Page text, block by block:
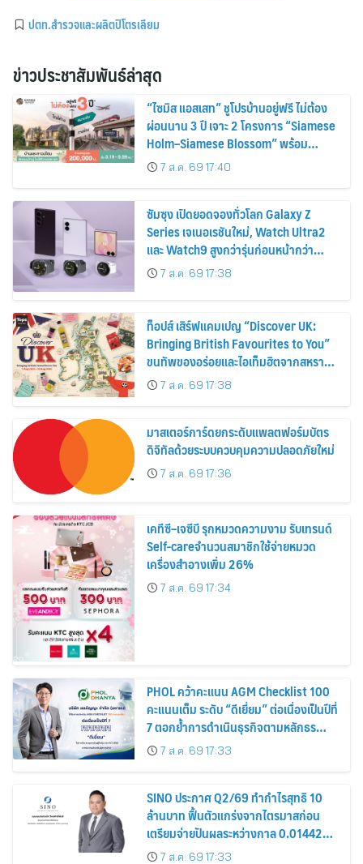
ปตท.สำรวจและผลิตปิโตรเลียม
ข่าวประชาสัมพันธ์ล่าสุด
“ไซมิส แอสเสท” ชูโปรบ้านอยู่ฟรี ไม่ต้อง
ผ่อนนาน 3 ปี เจาะ 2 โครงการ “Siamese
Holm–Siamese Blossom” พร้อม
ส่วนลดและสิทธิพิเศษถึง 31 สิงหาคม
2569
7 ส.ค. 69 17:40
ซัมซุง เปิดยอดจองทั่วโลก Galaxy Z
Series เจเนอเรชันใหม่, Watch Ultra2
และ Watch9 สูงกว่ารุ่นก่อนหน้ากว่า
30%7 ส.ค. 69 17:38
ท็อปส์ เสิร์ฟแคมเปญ “Discover UK:
Bringing British Favourites to You”
ขนทัพของอร่อยและไอเท็มฮิตจากสหราช
อาณาจักร ส่งตรงถึงมือตั้งแต่วันนี้ – 18
สิงหาคมนี้
7 ส.ค. 69 17:38
มาสเตอร์การ์ดยกระดับแพลตฟอร์มบัตร
ดิจิทัลด้วยระบบควบคุมความปลอดภัยใหม่
7 ส.ค. 69 17:36
เคทีซี–เจซีบี รุกหมวดความงาม รับเทรนด์
Self-careจำนวนสมาชิกใช้จ่ายหมวด
เครื่องสำอางเพิ่ม 26%
7 ส.ค. 69 17:34
PHOL คว้าคะแนน AGM Checklist 100
คะแนนเต็ม ระดับ “ดีเยี่ยม” ต่อเนื่องเป็นปีที่
7 ตอกย้ำการดำเนินธุรกิจตามหลักธร
รมาภิบาล โปร่งใส สร้างความเชื่อมั่นผู้ถือ
หุ้น
7 ส.ค. 69 17:33
SINO ประกาศ Q2/69 ทำกำไรสุทธิ 10
ล้านบาท ฟื้นตัวแกร่งจากไตรมาสก่อน
เตรียมจ่ายปันผลระหว่างกาล 0.014423
บาทต่อหุ้น ครึ่งปีหลังมุ่งเติบโตต่อเนื่อง
7 ส.ค. 69 17:33